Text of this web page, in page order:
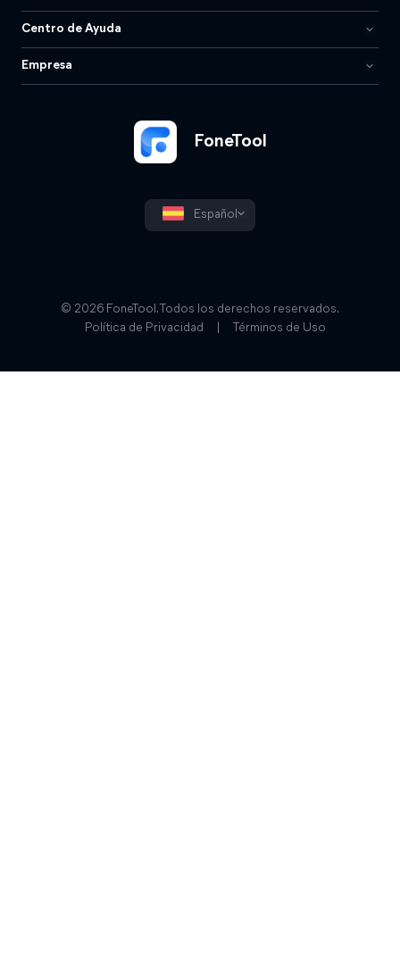
FoneTool
Español
Centro de Ayuda
Empresa
© 2026 FoneTool. Todos los derechos reservados.
Política de Privacidad
Términos de Uso